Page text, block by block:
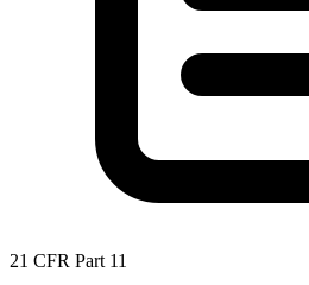
21 CFR Part 11